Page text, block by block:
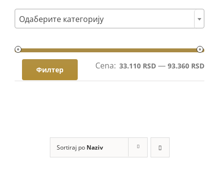
Poklon setovi
Sortiraj po Naziv
Одаберите категорију
Филтер Cena: 33.110 RSD — 93.360 RSD